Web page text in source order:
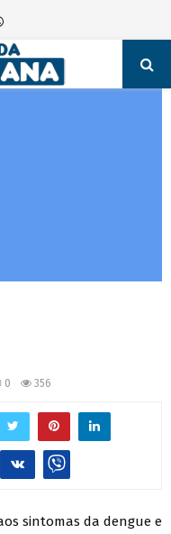
Whatsapp
0 356
sintomas da dengue e